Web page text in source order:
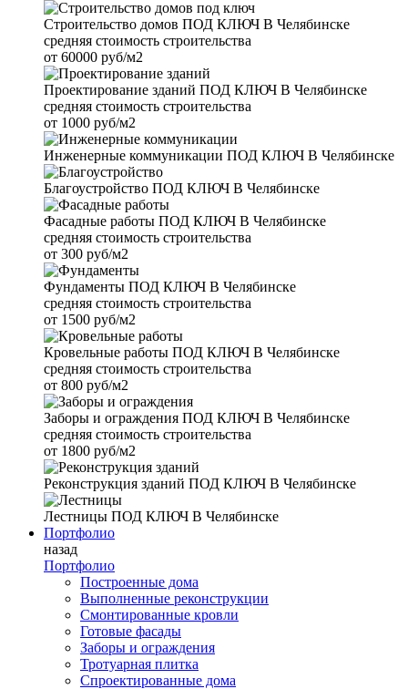
Строительство домов ПОД КЛЮЧ В Челябинске
средняя стоимость строительства
от 60000 руб/м2
Проектирование зданий ПОД КЛЮЧ В Челябинске
средняя стоимость строительства
от 1000 руб/м2
Инженерные коммуникации ПОД КЛЮЧ В Челябинске
Благоустройство ПОД КЛЮЧ В Челябинске
Фасадные работы ПОД КЛЮЧ В Челябинске
средняя стоимость строительства
от 300 руб/м2
Фундаменты ПОД КЛЮЧ В Челябинске
средняя стоимость строительства
от 1500 руб/м2
Кровельные работы ПОД КЛЮЧ В Челябинске
средняя стоимость строительства
от 800 руб/м2
Заборы и ограждения ПОД КЛЮЧ В Челябинске
средняя стоимость строительства
от 1800 руб/м2
Реконструкция зданий ПОД КЛЮЧ В Челябинске
Лестницы ПОД КЛЮЧ В Челябинске
Портфолио
назад
Портфолио
Построенные дома
Выполненные реконструкции
Смонтированные кровли
Готовые фасады
Заборы и ограждения
Тротуарная плитка
Спроектированные дома